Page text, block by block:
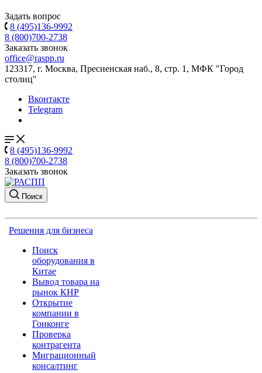
Задать вопрос
8 (495)136-9992
8 (800)700-2738
Заказать звонок
office@raspp.ru
123317, г. Москва, Пресненская наб., 8, стр. 1, МФК "Город
столиц"
Вконтакте
Telegram
8 (495)136-9992
8 (800)700-2738
Заказать звонок
Поиск
Решения для бизнеса
Поиск
оборудования в
Китае
Вывод товара на
рынок КНР
Открытие
компании в
Гонконге
Проверка
контрагента
Миграционный
консалтинг